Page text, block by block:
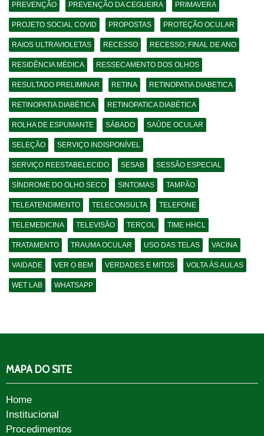
PREVENÇÃO PREVENÇÃO DA CEGUEIRA PRIMAVERA
PROJETO SOCIAL COVID PROPOSTAS PROTEÇÃO OCULAR
RAIOS ULTRAVIOLETAS RECESSO RECESSO; FINAL DE ANO
RESIDÊNCIA MÉDICA RESSECAMENTO DOS OLHOS
RESULTADO PRELIMINAR RETINA RETINOPATIA DIABETICA
RETINOPATIA DIABÉTICA RETINOPATICA DIABÉTICA
ROLHA DE ESPUMANTE SÁBADO SAÚDE OCULAR
SELEÇÃO SERVIÇO INDISPONÍVEL
SERVIÇO REESTABELECIDO SESAB SESSÃO ESPECIAL
SÍNDROME DO OLHO SECO SINTOMAS TAMPÃO
TELEATENDIMENTO TELECONSULTA TELEFONE
TELEMEDICINA TELEVISÃO TERÇOL TIME HHCL
TRATAMENTO TRAUMA OCULAR USO DAS TELAS VACINA
VAIDADE VER O BEM VERDADES E MITOS VOLTA ÀS AULAS
WET LAB WHATSAPP
MAPA DO SITE
Home
Institucional
Procedimentos